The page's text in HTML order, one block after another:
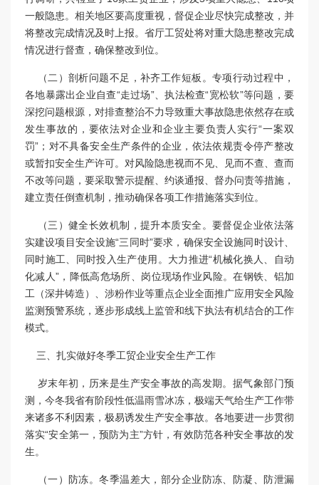
一般隐患。相关地区要高度重视，督促企业尽快完成整改，并
将整改完成情况及时上报。省厅工贸处将对重大隐患整改完成
情况进行督查，确保整改到位。
（二）剖析问题不足，补齐工作短板。专项行动过程中，
各地暴露出企业自查“走过场”、执法检查“宽松软”等问题，要
深挖问题根源，对排查整治不力导致重大事故隐患依然存在或
发生事故的，要依法对企业和企业主要负责人实行“一案双
罚”；对不具备安全生产条件的企业，依法依规责令停产整改
或暂扣安全生产许可。对风险隐患视而不见、见而不查、查而
不改等问题，要采取警示提醒、约谈通报、督办问责等措施，
建立责任倒查机制，推动确保各项工作措施落实到位。
（三）健全长效机制，提升本质安全。要督促企业依法落
实建设项目安全设施“三同时”要求，确保安全设施同时设计、
同时施工、同时投入生产使用。大力推进“机械化换人、自动
化减人”，降低高危场所、岗位现场作业风险。在钢铁、铝加
工（深井铸造）、涉粉作业等重点企业全面推广应用安全风险
监测预警系统，逐步形成线上监管和线下执法有机结合的工作
模式。
三、扎实做好冬季工贸企业安全生产工作
岁末年初，历来是生产安全事故的高发期。据气象部门预
测，今冬我省有阶段性低温雨雪冰冻，极端天气给生产工作带
来诸多不利因素，极易诱发生产安全事故。各地要进一步贯彻
落实“安全第一，预防为主”方针，有效防范各种安全事故的发
生。
（一）防冻。冬季温差大，部分企业防冻、防凝、防泄漏